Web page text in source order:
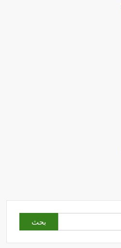
عن: